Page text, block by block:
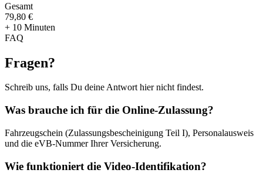
Gesamt
79,80 €
+ 10 Minuten
FAQ
Fragen?
Schreib uns, falls Du deine Antwort hier nicht findest.
Was brauche ich für die Online-Zulassung?
Fahrzeugschein (Zulassungsbescheinigung Teil I), Personalausweis
und die eVB-Nummer Ihrer Versicherung.
Wie funktioniert die Video-Identifikation?